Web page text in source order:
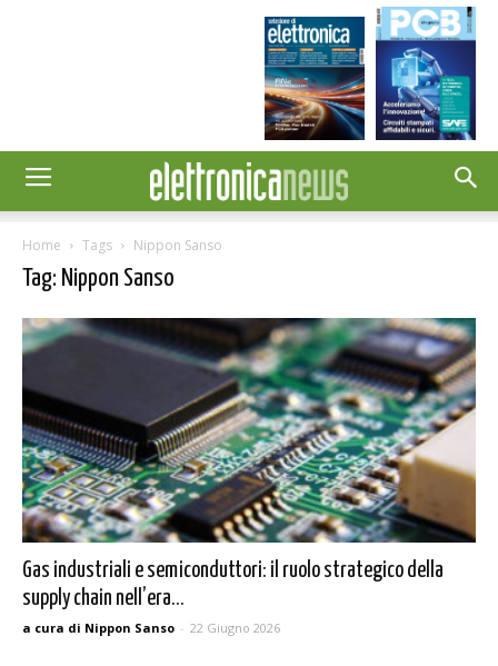
Home Tags Nippon Sanso
Tag: Nippon Sanso
Gas industriali e semiconduttori: il ruolo strategico della
supply chain nell’era...
a cura di Nippon Sanso - 22 Giugno 2026